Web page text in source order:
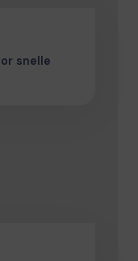
snelle